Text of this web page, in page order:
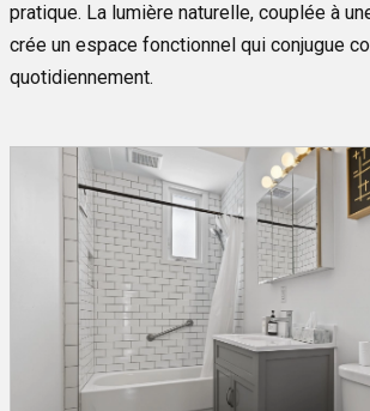
pratique. La lumière naturelle, couplée à
crée un espace fonctionnel qui conjugue
quotidiennement.